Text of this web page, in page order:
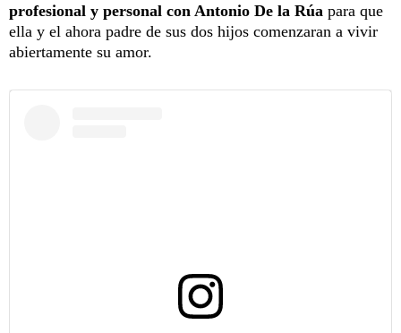
profesional y personal con Antonio De la Rúa para que
ella y el ahora padre de sus dos hijos comenzaran a vivir
abiertamente su amor.